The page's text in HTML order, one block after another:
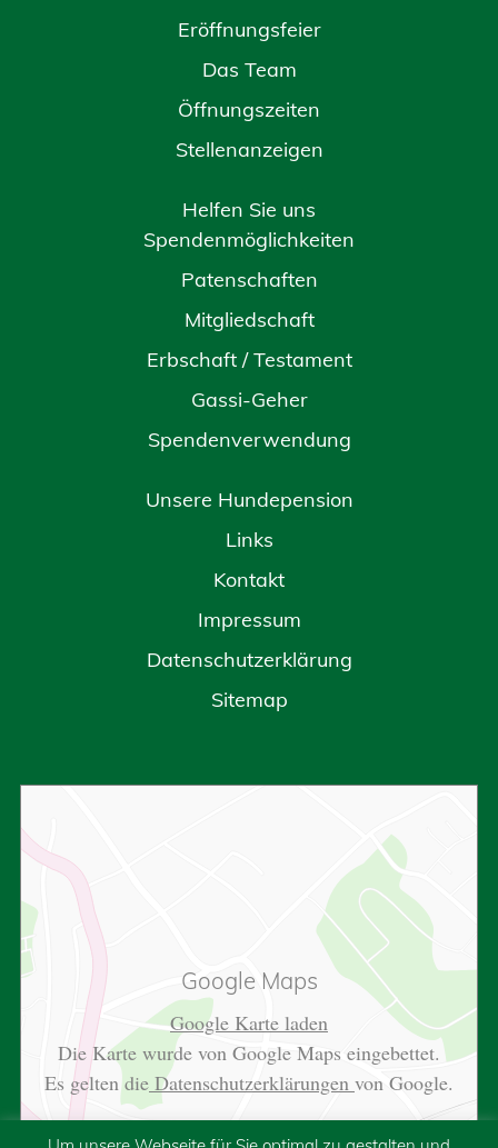
Eröffnungsfeier
Das Team
Öffnungszeiten
Stellenanzeigen
Helfen Sie uns
Spendenmöglichkeiten
Patenschaften
Mitgliedschaft
Erbschaft / Testament
Gassi-Geher
Spendenverwendung
Unsere Hundepension
Links
Kontakt
Impressum
Datenschutzerklärung
Sitemap
Google Maps
Google Karte laden
Die Karte wurde von Google Maps eingebettet.
Es gelten die Datenschutzerklärungen von Google.